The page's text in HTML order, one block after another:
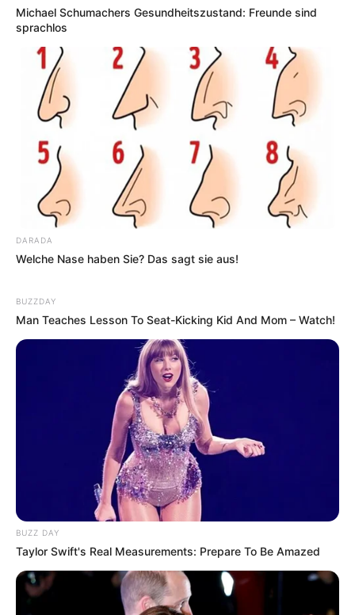
Michael Schumachers Gesundheitszustand: Freunde sind
sprachlos
DARADA
Welche Nase haben Sie? Das sagt sie aus!
BUZZDAY
Man Teaches Lesson To Seat-Kicking Kid And Mom – Watch!
BUZZ DAY
Taylor Swift's Real Measurements: Prepare To Be Amazed